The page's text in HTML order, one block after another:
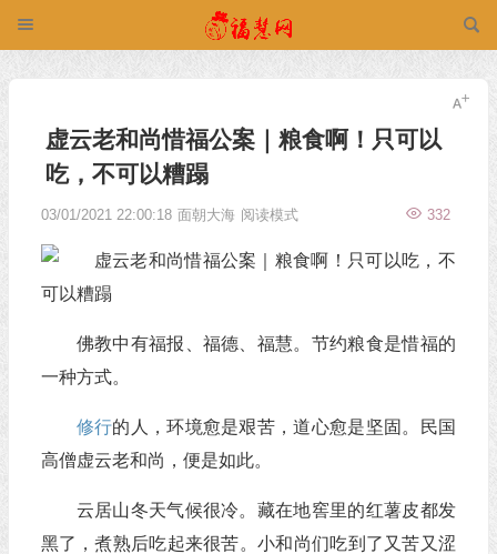
虚云老和尚惜福公案｜粮食啊！只可以
吃，不可以糟蹋
03/01/2021 22:00:18 面朝大海 332
阅读模式
佛教中有福报、福德、福慧。节约粮食是惜福的
一种方式。
修行的人，环境愈是艰苦，道心愈是坚固。民国
高僧虚云老和尚，便是如此。
云居山冬天气候很冷。藏在地窖里的红薯皮都发
黑了，煮熟后吃起来很苦。小和尚们吃到了又苦又涩